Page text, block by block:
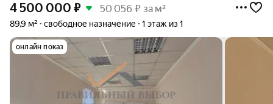
4 500 000 ₽ 50 056 ₽ за м²
89,9 м² свободное назначение 1 этаж из 1
онлайн показ